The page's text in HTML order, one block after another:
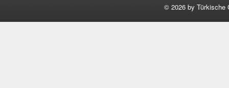
© 2026 by Türkische